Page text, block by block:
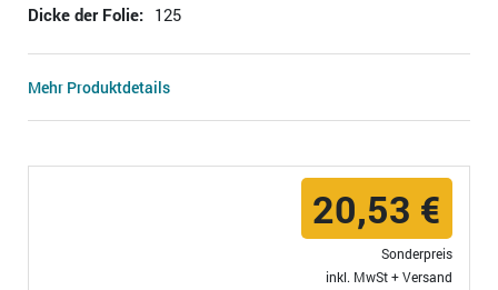
Dicke der Folie: 125
Mehr Produktdetails
20,53 €
Sonderpreis
inkl. MwSt +Versand